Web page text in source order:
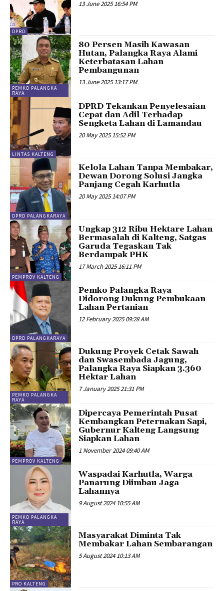
DPRD
13 June 2025 16:54 PM
PEMKO PALANGKA
RAYA
80 Persen Masih Kawasan
Hutan, Palangka Raya Alami
Keterbatasan Lahan
Pembangunan
13 June 2025 13:17 PM
LINTAS KALTENG
DPRD Tekankan Penyelesaian
Cepat dan Adil Terhadap
Sengketa Lahan di Lamandau
20 May 2025 15:52 PM
DPRD PALANGKARAYA
Kelola Lahan Tanpa Membakar,
Dewan Dorong Solusi Jangka
Panjang Cegah Karhutla
20 May 2025 14:07 PM
PEMPROV KALTENG
Ungkap 312 Ribu Hektare Lahan
Bermasalah di Kalteng, Satgas
Garuda Tegaskan Tak
Berdampak PHK
17 March 2025 16:11 PM
DPRD PALANGKARAYA
Pemko Palangka Raya
Didorong Dukung Pembukaan
Lahan Pertanian
12 February 2025 09:28 AM
PEMKO PALANGKA
RAYA
Dukung Proyek Cetak Sawah
dan Swasembada Jagung,
Palangka Raya Siapkan 3.360
Hektar Lahan
7 January 2025 21:31 PM
PEMPROV KALTENG
Dipercaya Pemerintah Pusat
Kembangkan Peternakan Sapi,
Gubernur Kalteng Langsung
Siapkan Lahan
1 November 2024 09:40 AM
PEMKO PALANGKA
RAYA
Waspadai Karhutla, Warga
Panarung Diimbau Jaga
Lahannya
9 August 2024 10:55 AM
PRO KALTENG
Masyarakat Diminta Tak
Membakar Lahan Sembarangan
5 August 2024 10:13 AM